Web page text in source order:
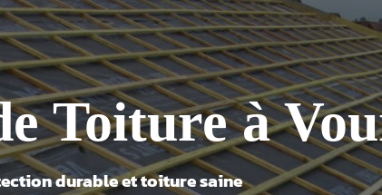
Toiture à
durable et toiture saine